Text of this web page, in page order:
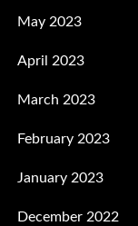
May 2023
April 2023
March 2023
February 2023
January 2023
December 2022